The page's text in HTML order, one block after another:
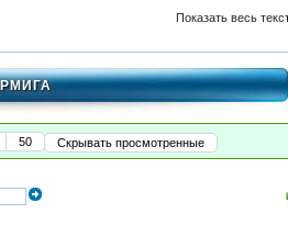
Показать весь
50 Скрывать просмотренные